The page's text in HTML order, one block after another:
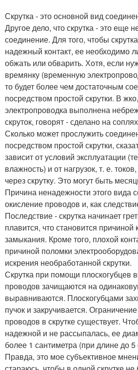
Скрутка - это основной вид
Другое дело, что скрутка - это еще
соединение. Для того, чтобы
надежный контакт, ее необходимо
обжать или обварить. Хотя, если
времянку (временную
то будет более чем достаточным
посредством простой скрутки. В
электропроводка выполнена
скруток, говорят - сделано на
Сколько может прослужить
посредством простой скрутки,
зависит от условий эксплуатации
влажность) и от нагрузок, т. е.
через скрутку. Это могут быть
Причина ненадежности этого вида
окисление проводов и, как
Последствие - скрутка начинает
плавится, что становится причиной
замыкания. Кроме того, плохой
причиной поломки
искрения необработанной скрутки.
Скрутка при помощи плоскогубцев
проводов зачищаются на
выравниваются. Плоскогубцами
пучок и закручивается.
проводов в скрутке существует.
надежной и не рассыпалась, ее
более 1 сантиметра (при длине до 5
Правда, это мое субъективное